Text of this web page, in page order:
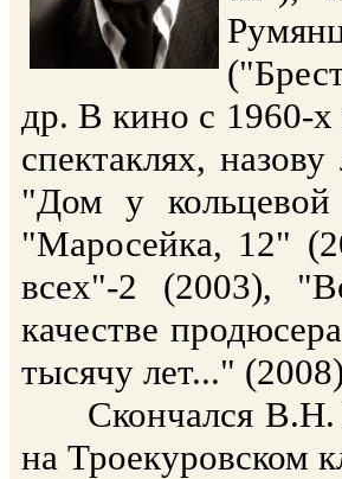
др. В кино с 1960-
спектаклях,
"Дом у
"Маросейка, 12"
всех"-2 (2003),
качестве
тысячу лет..."
Скончался В.Н.
на Троекуровском